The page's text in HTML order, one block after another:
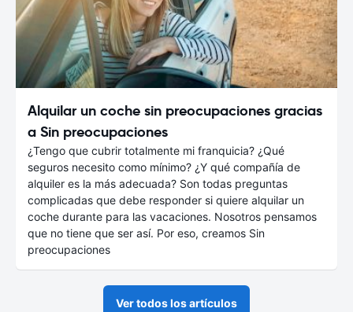
Alquilar un coche sin preocupaciones gracias
a Sin preocupaciones
¿Tengo que cubrir totalmente mi franquicia? ¿Qué
seguros necesito como mínimo? ¿Y qué compañía de
alquiler es la más adecuada? Son todas preguntas
complicadas que debe responder si quiere alquilar un
coche durante para las vacaciones. Nosotros pensamos
que no tiene que ser así. Por eso, creamos Sin
preocupaciones
Ver todos los artículos